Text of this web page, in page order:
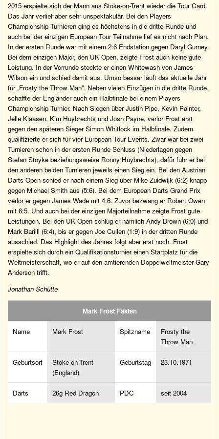
2015 erspielte sich der Mann aus Stoke-on-Trent wieder die Tour Card.
Das Jahr verlief aber sehr unspektakulär. Bei den Players
Championship Turnieren ging es höchstens in die dritte Runde und
auch bei der einzigen European Tour Teilnahme lief es nicht nach Plan.
In der ersten Runde war mit einem 2:6 Endstation gegen Daryl Gurney.
Bei dem einzigen Major, den UK Open, zeigte Frost auch keine gute
Leistung. In der Vorrunde steckte er einen Whitewash von James
Wilson ein und schied damit aus. Umso besser läuft das aktuelle Jahr
für „Frosty the Throw Man“. Neben vielen Einzügen in die dritte Runde,
schaffte der Engländer auch ein Halbfinale bei einem Players
Championship Turnier. Nach Siegen über Justin Pipe, Kevin Painter,
Jelle Klaasen, Kim Huybrechts und Josh Payne, verlor Frost erst
gegen den späteren Sieger Simon Whitlock im Halbfinale. Zudem
qualifizierte er sich für vier European Tour Events. Zwar war bei zwei
Turnieren schon in der ersten Runde Schluss (Niederlagen gegen
Stefan Stoyke beziehungsweise Ronny Huybrechts), dafür fuhr er bei
den anderen beiden Turnieren jeweils einen Sieg ein. Bei den Austrian
Darts Open schied er nach einem Sieg über Mike Zuidwijk (6:2) knapp
gegen Michael Smith aus (5:6). Bei dem European Darts Grand Prix
verlor er gegen James Wade mit 4:6. Zuvor bezwang er Robert Owen
mit 6:5. Und auch bei der einzigen Majorteilnahme zeigte Frost gute
Leistungen. Bei den UK Open schlug er nämlich Andy Brown (6:0) und
Mark Barilli (6:4), bis er gegen Joe Cullen (1:9) in der dritten Runde
ausschied. Das Highlight des Jahres folgt aber erst noch. Frost
erspielte sich durch ein Qualifikationsturnier einen Startplatz für die
Weltmeisterschaft, wo er auf den amtierenden Doppelweltmeister Gary
Anderson trifft.
Jonathan Schütte
Mark Frost Fakten
Name Mark Frost Spitzname
Frosty the
Throw Man
Geburtsort
Stoke-on-Trent
(England)
Geburtstag 23.10.1971
Darts 26g Red Dragon PDC seit 2004